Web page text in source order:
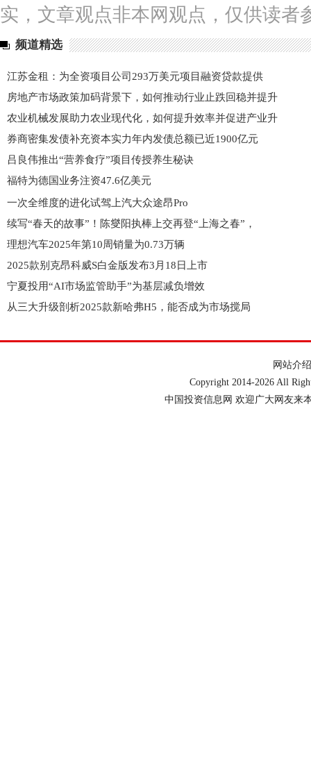
实，文章观点非本网观点，仅供读者
频道精选
江苏金租：为全资项目公司293万美元项目融资贷款提供
房地产市场政策加码背景下，如何推动行业止跌回稳并提升
农业机械发展助力农业现代化，如何提升效率并促进产业升
券商密集发债补充资本实力年内发债总额已近1900亿元
吕良伟推出“营养食疗”项目传授养生秘诀
福特为德国业务注资47.6亿美元
一次全维度的进化试驾上汽大众途昂Pro
续写“春天的故事”！陈燮阳执棒上交再登“上海之春”，
理想汽车2025年第10周销量为0.73万辆
2025款别克昂科威S白金版发布3月18日上市
宁夏投用“AI市场监管助手”为基层减负增效
从三大升级剖析2025款新哈弗H5，能否成为市场搅局
网站介
Copyright 2014-2026 All
中国投资信息网 欢迎广大网友来